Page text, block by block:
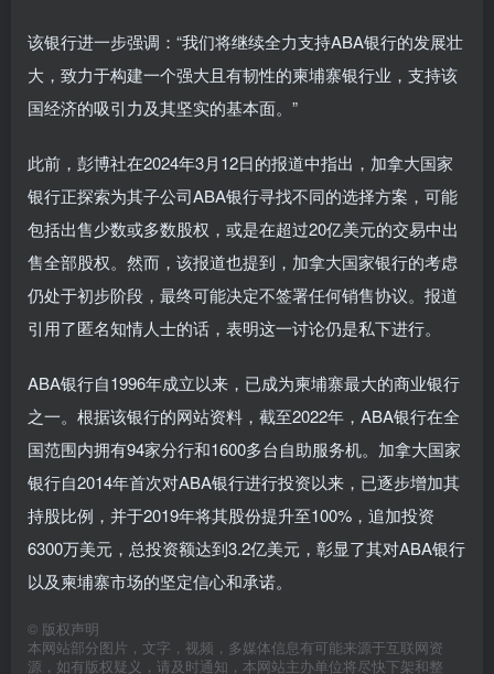
该银行进一步强调：“我们将继续全力支持ABA银行的发展壮
大，致力于构建一个强大且有韧性的柬埔寨银行业，支持该
国经济的吸引力及其坚实的基本面。”
此前，彭博社在2024年3月12日的报道中指出，加拿大国家
银行正探索为其子公司ABA银行寻找不同的选择方案，可能
包括出售少数或多数股权，或是在超过20亿美元的交易中出
售全部股权。然而，该报道也提到，加拿大国家银行的考虑
仍处于初步阶段，最终可能决定不签署任何销售协议。报道
引用了匿名知情人士的话，表明这一讨论仍是私下进行。
ABA银行自1996年成立以来，已成为柬埔寨最大的商业银行
之一。根据该银行的网站资料，截至2022年，ABA银行在全
国范围内拥有94家分行和1600多台自助服务机。加拿大国家
银行自2014年首次对ABA银行进行投资以来，已逐步增加其
持股比例，并于2019年将其股份提升至100%，追加投资
6300万美元，总投资额达到3.2亿美元，彰显了其对ABA银行
以及柬埔寨市场的坚定信心和承诺。
© 版权声明
本网站部分图片，文字，视频，多媒体信息有可能来源于互联网资
源，如有版权疑义，请及时通知，本网站主办单位将尽快下架和整